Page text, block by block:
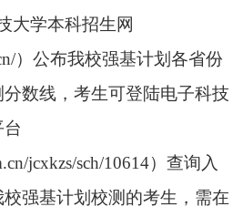
大学本科招生网
）公布我校强基计划各省份
数线，考生可登陆电子科技
jcxkzs/sch/10614）查询入
强基计划校测的考生，需在